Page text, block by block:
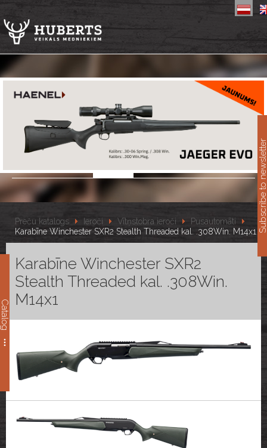
Catalog
Preču katalogs Ieroči Vītņstobra ieroči
Pusautomāti
Karabīne Winchester SXR2 Stealth Threaded kal. .308Win. M14x1
Karabīne Winchester SXR2
Stealth Threaded kal. .308Win.
M14x1
Subscribe